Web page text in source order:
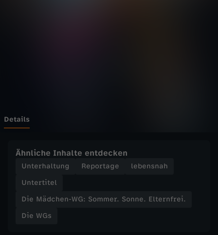
G
S
o
m
Details
Ähnliche Inhalte entdecken
Unterhaltung Reportage
lebensnah
Untertitel
Die Mädchen-WG: Sommer. Sonne. Elternfrei.
Die WGs